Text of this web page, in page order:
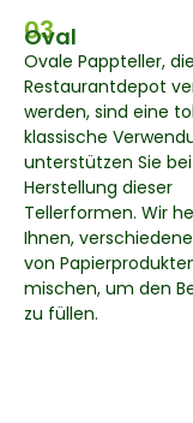
03
Oval
Ovale Pappteller,
Restaurantdepot
werden, sind eine
klassische
unterstützen Sie
Herstellung dieser
Tellerformen. Wir
Ihnen,
von
mischen, um den
zu füllen.